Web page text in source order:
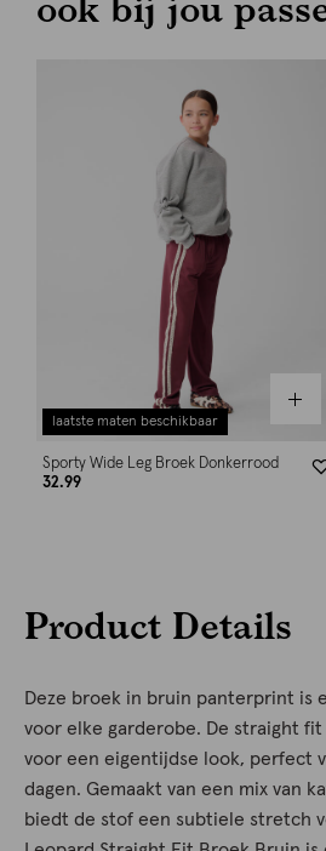
laatste maten beschikbaar
Sporty Wide Leg Broek Donkerrood
32.99
Product Details
Deze broek in bruin panterprint is
voor elke garderobe. De straight
voor een eigentijdse look, perfect
dagen. Gemaakt van een mix van
biedt de stof een subtiele stretch